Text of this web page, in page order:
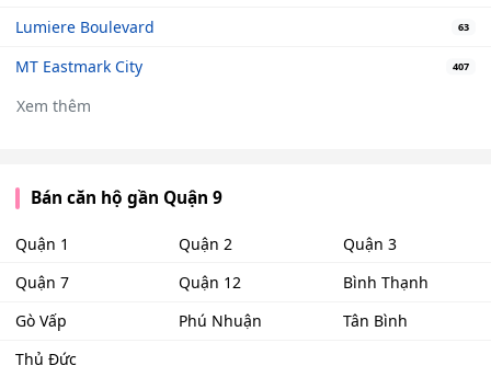
Lumiere Boulevard 63
MT Eastmark City 407
Xem thêm
Bán căn hộ gần Quận 9
Quận 1 Quận 2
Quận 3
Quận 7
Quận 12
Bình Thạnh
Gò Vấp
Phú Nhuận
Tân Bình
Thủ Đức